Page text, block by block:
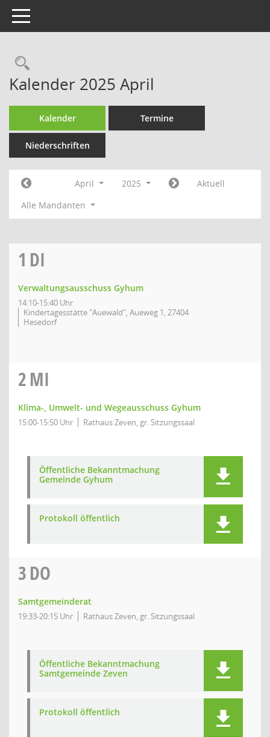
Toggle navigation
Rechercheauswahl
Kalender 2025 April
Kalender Termine
Niederschriften
April 2025
Aktuell
Alle Mandanten
1 DI
Verwaltungsausschuss Gyhum
14:10-15:40 Uhr
Kindertagesstätte "Auewald", Aueweg 1, 27404
Hesedorf
2MI
Klima-, Umwelt- und Wegeausschuss Gyhum
15:00-15:50 Uhr Rathaus Zeven, gr. Sitzungssaal
Öffentliche Bekanntmachung
Gemeinde Gyhum
Protokoll öffentlich
3DO
Samtgemeinderat
19:33-20:15 Uhr Rathaus Zeven, gr. Sitzungssaal
Öffentliche Bekanntmachung
Samtgemeinde Zeven
Protokoll öffentlich